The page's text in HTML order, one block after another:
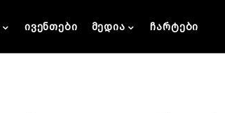
ივენთები მედია ჩარტები